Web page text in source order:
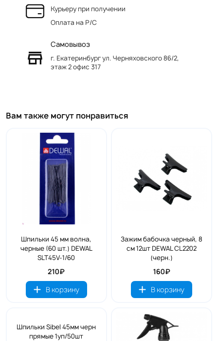
Курьеру при получении
Оплата на Р/C
Самовывоз
г. Екатеринбург ул. Черняховского 86/2,
этаж 2 офис 317
Вам также могут понравиться
Шпильки 45 мм волна,
черные (60 шт.) DEWAL
SLT45V-1/60
210₽
В корзину
Зажим бабочка черный, 8
см 12шт DEWAL CL2202
(черн.)
160₽
В корзину
Шпильки Sibel 45мм черн
прямые 1уп/50шт